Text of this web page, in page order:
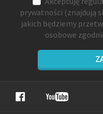
prywatności (znajdują
jakich będziemy
osobowe